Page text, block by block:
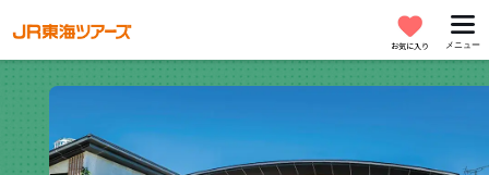
お気に入り メニュー